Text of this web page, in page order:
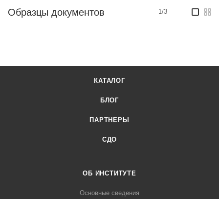
Образцы документов 1/3
КАТАЛОГ
БЛОГ
ПАРТНЕРЫ
СДО
ОБ ИНСТИТУТЕ
Основные сведения